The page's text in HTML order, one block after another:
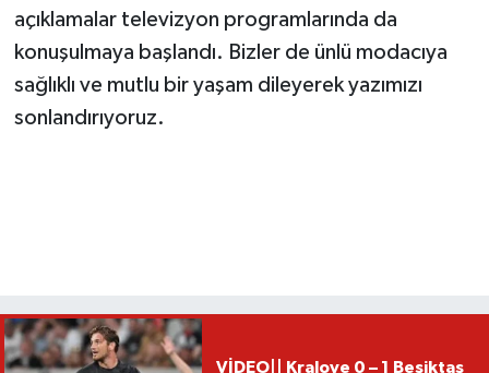
açıklamalar televizyon programlarında da
konuşulmaya başlandı. Bizler de ünlü modacıya
sağlıklı ve mutlu bir yaşam dileyerek yazımızı
sonlandırıyoruz.
VİDEO|| Kralove 0 – 1 Beşiktaş